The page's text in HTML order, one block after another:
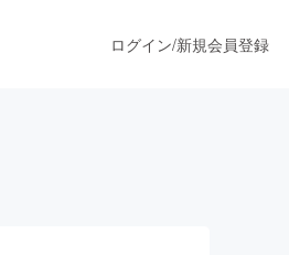
ログイン/新規会員登録